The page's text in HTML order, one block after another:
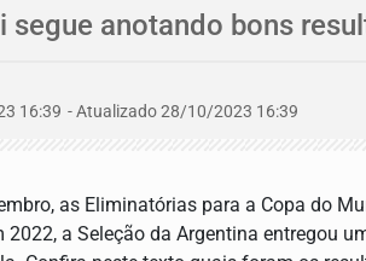
segue anotando bons
16:39 - Atualizado28/10/2023 16:39
as Eliminatórias para a Copa do
2022, a Seleção da Argentina entregou